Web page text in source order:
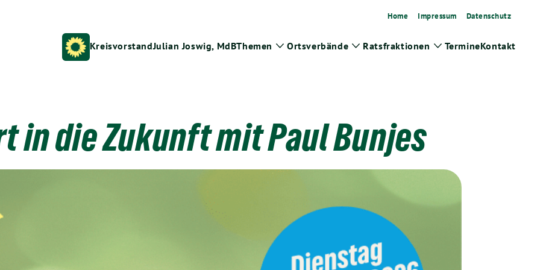
Home Impressum Datenschutz
KreisvorstandJulian Joswig, MdBThemen
Zeige
Ortsverbände Zeige
Ratsfraktionen
Zeige
TermineKontakt
in die Zukunft mit Paul Bunjes